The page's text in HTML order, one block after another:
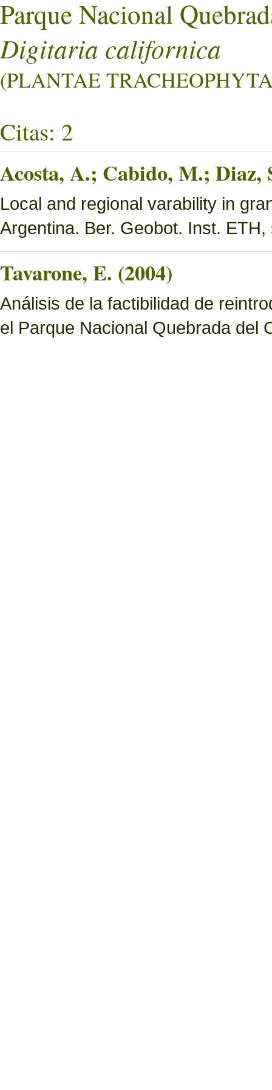
Parque Nacional
Digitaria californica
(PLANTAE
Citas: 2
Acosta, A.; Cabido, M.; Diaz,
Local and regional varability in
Argentina. Ber. Geobot. Inst.
Tavarone, E. (2004)
Análisis de la factibilidad de
el Parque Nacional Quebrada del